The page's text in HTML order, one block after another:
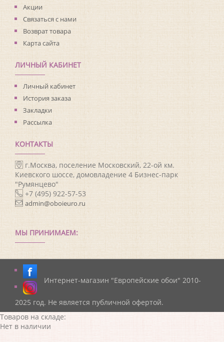
Акции
Связаться с нами
Возврат товара
Карта сайта
ЛИЧНЫЙ КАБИНЕТ
Личный кабинет
История заказа
Закладки
Рассылка
КОНТАКТЫ
г.Москва, поселение Московский, 22-ой км.
Киевского шоссе, домовладение 4 Бизнес-парк
"Румянцево"
+7 (495) 922-57-53
admin@oboieuro.ru
МЫ ПРИНИМАЕМ:
Интернет-магазин "Европейские обои" 2010-
2025 год. Не является публичной офертой.
Товаров на складе:
Нет в наличии